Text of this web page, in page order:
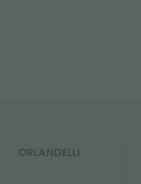
ORLANDELLI